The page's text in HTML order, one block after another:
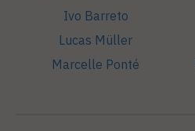
Ivo Barreto
Lucas Müller
Marcelle Ponté